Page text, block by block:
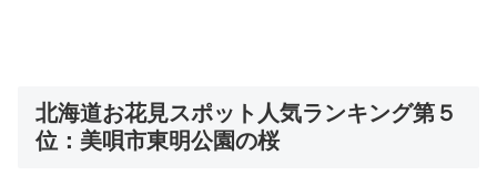
北海道お花見スポット人気ランキング第５
位：美唄市東明公園の桜